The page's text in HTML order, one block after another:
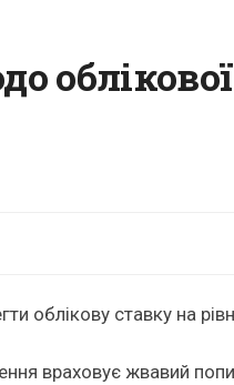
облікову ставку на
враховує жвавий